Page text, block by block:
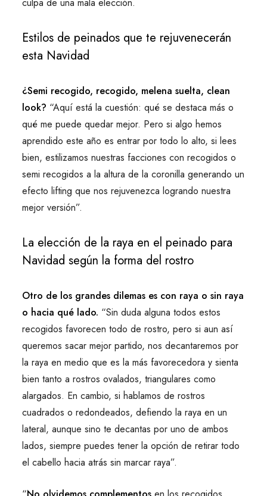
Estilos de peinados que te rejuvenecerán
esta Navidad
¿Semi recogido, recogido, melena suelta, clean
look? “Aquí está la cuestión: qué se destaca más o
qué me puede quedar mejor. Pero si algo hemos
aprendido este año es entrar por todo lo alto, si lees
bien, estilizamos nuestras facciones con recogidos o
semi recogidos a la altura de la coronilla generando un
efecto lifting que nos rejuvenezca logrando nuestra
mejor versión”.
La elección de la raya en el peinado para
Navidad según la forma del rostro
Otro de los grandes dilemas es con raya o sin raya
o hacia qué lado. “Sin duda alguna todos estos
recogidos favorecen todo de rostro, pero si aun así
queremos sacar mejor partido, nos decantaremos por
la raya en medio que es la más favorecedora y sienta
bien tanto a rostros ovalados, triangulares como
alargados. En cambio, si hablamos de rostros
cuadrados o redondeados, defiendo la raya en un
lateral, aunque sino te decantas por uno de ambos
lados, siempre puedes tener la opción de retirar todo
el cabello hacia atrás sin marcar raya”.